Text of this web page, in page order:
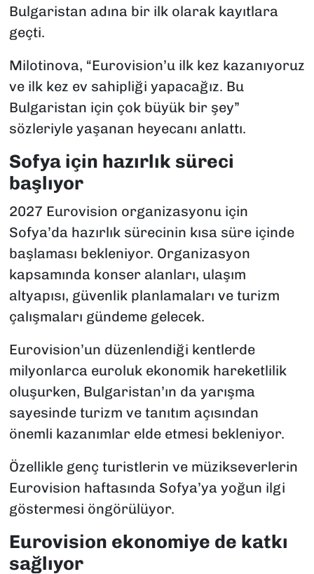
Bulgaristan adına bir ilk olarak kayıtlara
geçti.
Milotinova, “Eurovision’u ilk kez kazanıyoruz
ve ilk kez ev sahipliği yapacağız. Bu
Bulgaristan için çok büyük bir şey”
sözleriyle yaşanan heyecanı anlattı.
Sofya için hazırlık süreci
başlıyor
2027 Eurovision organizasyonu için
Sofya’da hazırlık sürecinin kısa süre içinde
başlaması bekleniyor. Organizasyon
kapsamında konser alanları, ulaşım
altyapısı, güvenlik planlamaları ve turizm
çalışmaları gündeme gelecek.
Eurovision’un düzenlendiği kentlerde
milyonlarca euroluk ekonomik hareketlilik
oluşurken, Bulgaristan’ın da yarışma
sayesinde turizm ve tanıtım açısından
önemli kazanımlar elde etmesi bekleniyor.
Özellikle genç turistlerin ve müzikseverlerin
Eurovision haftasında Sofya’ya yoğun ilgi
göstermesi öngörülüyor.
Eurovision ekonomiye de katkı
sağlıyor